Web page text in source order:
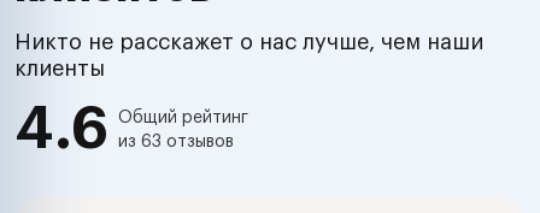
Никто не расскажет о нас лучше, чем наши
клиенты
4.6
Общий рейтинг
из 63 отзывов